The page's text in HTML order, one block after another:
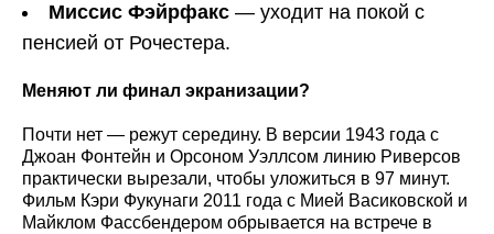
Миссис Фэйрфакс — уходит на покой с
пенсией от Рочестера.
Меняют ли финал экранизации?
Почти нет — режут середину. В версии 1943 года с
Джоан Фонтейн и Орсоном Уэллсом линию Риверсов
практически вырезали, чтобы уложиться в 97 минут.
Фильм Кэри Фукунаги 2011 года с Мией Васиковской и
Майклом Фассбендером обрывается на встрече в